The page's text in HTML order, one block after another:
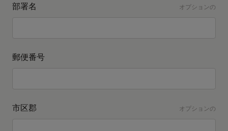
部署名 オプションの
郵便番号
市区郡 オプションの